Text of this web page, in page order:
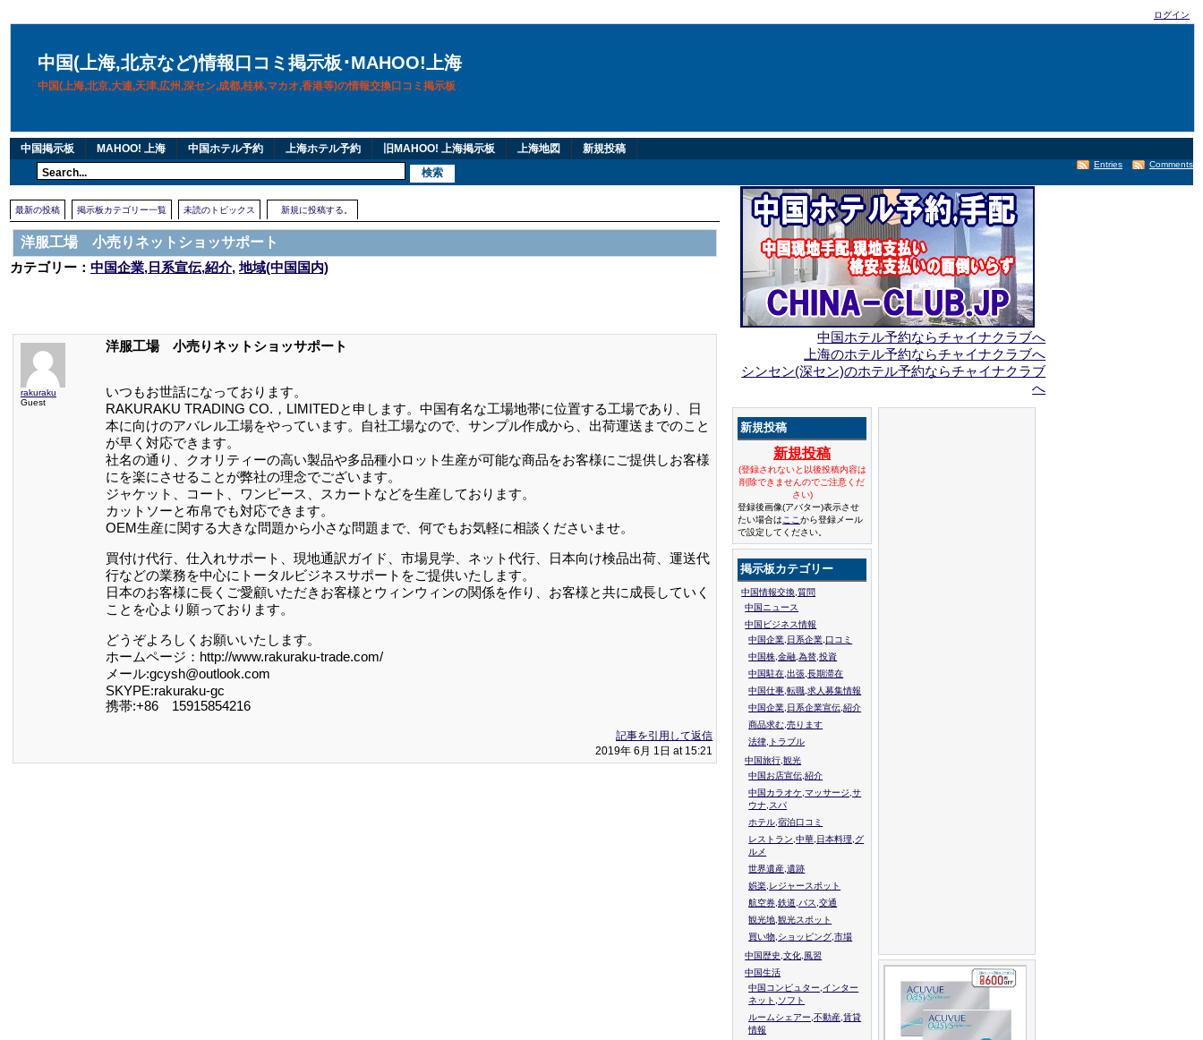
ログイン
中国(上海,北京など)情報口コミ掲示板･MAHOO!上海
中国(上海,北京,大連,天津,広州,深セン,成都,桂林,マカオ,香港等)の情報交換口コミ掲示板
中国掲示板 MAHOO! 上海 中国ホテル予約 上海ホテル予約 旧MAHOO! 上海掲示板 上海地図 新規投稿
Comments
Entries
最新の投稿 掲示板カテゴリー一覧 未読のトピックス 新規に投稿する。
洋服工場 小売りネットショッサポート
カテゴリー： 中国企業,日系宣伝,紹介,地域(中国国内)
rakuraku
Guest
洋服工場 小売りネットショッサポート
いつもお世話になっております。
RAKURAKU TRADING CO.，LIMITEDと申します。中国有名な工場地帯に位置する工場であり、日
本に向けのアバレル工場をやっています。自社工場なので、サンプル作成から、出荷運送までのこと
が早く対応できます。
社名の通り、クオリティーの高い製品や多品種小ロット生産が可能な商品をお客様にご提供しお客様
にを楽にさせることが弊社の理念でございます。
ジャケット、コート、ワンピース、スカートなどを生産しております。
カットソーと布帛でも対応できます。
OEM生産に関する大きな問題から小さな問題まで、何でもお気軽に相談くださいませ。
買付け代行、仕入れサポート、現地通訳ガイド、市場見学、ネット代行、日本向け検品出荷、運送代
行などの業務を中心にトータルビジネスサポートをご提供いたします。
日本のお客様に長くご愛顧いただきお客様とウィンウィンの関係を作り、お客様と共に成長していく
ことを心より願っております。
どうぞよろしくお願いいたします。
ホームページ：http://www.rakuraku-trade.com/
メール:gcysh@outlook.com
SKYPE:rakuraku-gc
携帯:+86 15915854216
記事を引用して返信
2019年 6月 1日 at 15:21
中国ホテル予約ならチャイナクラブへ
上海のホテル予約ならチャイナクラブへ
シンセン(深セン)のホテル予約ならチャイナクラブ
へ
新規投稿
新規投稿
(登録されないと以後投稿内容は
削除できませんのでご注意くだ
さい)
登録後画像(アバター)表示させ
たい場合は ここから登録メール
で設定してください。
掲示板カテゴリー
中国情報交換,質問
中国ニュース
中国ビジネス情報
中国企業,日系企業,口コミ
中国株,金融,為替,投資
中国駐在,出張,長期滞在
中国仕事,転職,求人募集情報
中国企業,日系企業宣伝,紹介
商品求む,売ります
法律,トラブル
中国旅行,観光
中国お店宣伝,紹介
中国カラオケ,マッサージ,サ
ウナ,スパ
ホテル,宿泊口コミ
レストラン,中華,日本料理,グ
ルメ
世界遺産,遺跡
娯楽,レジャースポット
航空券,鉄道,バス,交通
観光地,観光スポット
買い物,ショッピング,市場
中国歴史,文化,風習
中国生活
中国コンピュター,インター
ネット,ソフト
ルームシェアー,不動産,賃貸
情報